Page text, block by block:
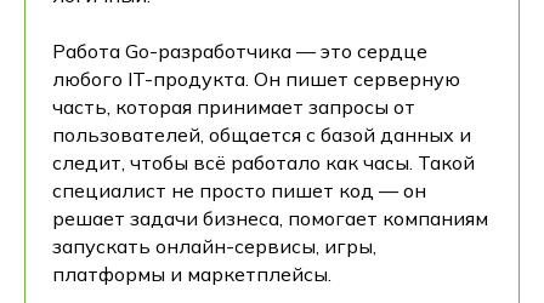
Работа Go-разработчика — это сердце
любого IT-продукта. Он пишет серверную
часть, которая принимает запросы от
пользователей, общается с базой данных и
следит, чтобы всё работало как часы. Такой
специалист не просто пишет код — он
решает задачи бизнеса, помогает компаниям
запускать онлайн-сервисы, игры,
платформы и маркетплейсы.